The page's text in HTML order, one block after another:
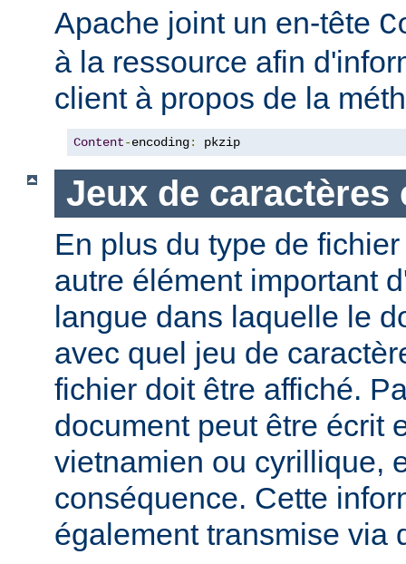
Apache joint un en-tête
à la ressource afin
client à propos de la
Content-encoding: pkzip
Jeux de caractères
En plus du type de
autre élément important
langue dans laquelle le
avec quel jeu de
fichier doit être affiché.
document peut être écrit
vietnamien ou cyrillique,
conséquence. Cette
également transmise via